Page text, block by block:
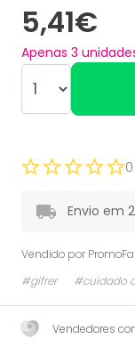
5,41€
Apenas 3
0
Envio em
Vendido por
#gifrer
#cuidado
Vendedores